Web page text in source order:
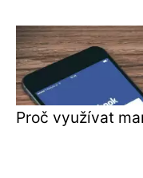
Proč využívat